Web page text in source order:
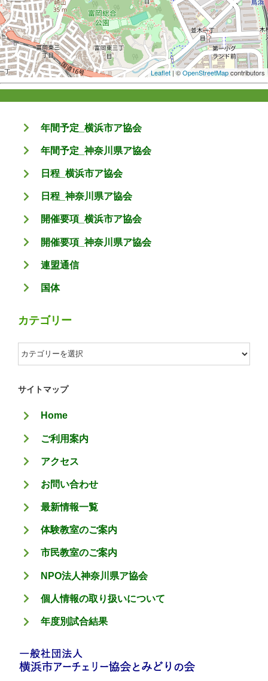
Leaflet | ©OpenStreetMapcontributors
年間予定_横浜市ア協会
年間予定_神奈川県ア協会
日程_横浜市ア協会
日程_神奈川県ア協会
開催要項_横浜市ア協会
開催要項_神奈川県ア協会
連盟通信
国体
カテゴリー
カ
テ
ゴ
ー
サイトマップ
Home
ご利用案内
アクセス
お問い合わせ
最新情報一覧
体験教室のご案内
市民教室のご案内
NPO法人神奈川県ア協会
個人情報の取り扱いについて
年度別試合結果